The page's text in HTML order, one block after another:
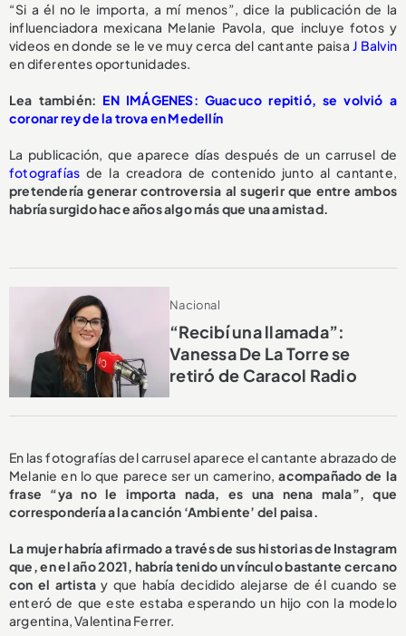
“Si a él no le importa, a mí menos”, dice la publicación de la
influenciadora mexicana Melanie Pavola, que incluye fotos y
videos en donde se le ve muy cerca del cantante paisaJ Balvin
en diferentes oportunidades.
Lea también: EN IMÁGENES: Guacuco repitió, se volvió a
coronar rey de la trova en Medellín
La publicación, que aparece días después de un carrusel de
fotografías de la creadora de contenido junto al cantante,
pretendería generar controversia al sugerir que entre ambos
habría surgido hace años algo más que una amistad.
Nacional
“Recibí una llamada”:
Vanessa De La Torre se
retiró de Caracol Radio
En las fotografías del carrusel aparece el cantante abrazado de
Melanie en lo que parece ser un camerino,acompañado de la
frase “ya no le importa nada, es una nena mala”, que
correspondería a la canción ‘Ambiente’ del paisa.
La mujer habría afirmado a través de sus historias de Instagram
que, en el año 2021, habría tenido un vínculo bastante cercano
con el artistay que había decidido alejarse de él cuando se
enteró de que este estaba esperando un hijo con la modelo
argentina, Valentina Ferrer.